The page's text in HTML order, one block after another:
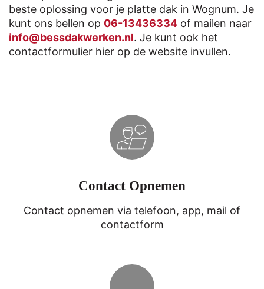
beste oplossing voor je platte dak in Wognum. Je
kunt ons bellen op 06-13436334 of mailen naar
info@bessdakwerken.nl. Je kunt ook het
contactformulier hier op de website invullen.
Contact Opnemen
Contact opnemen via telefoon, app, mail of
contactform